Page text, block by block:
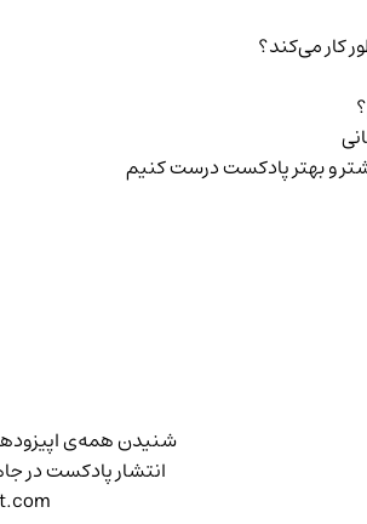
کار می‌کند؟
و بهتر پادکست درست کنیم
شنیدن همه‌ی
انتشار پادکست در